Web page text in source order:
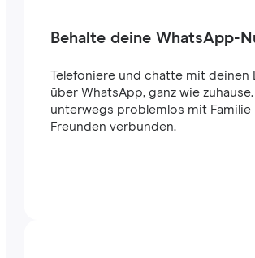
Behalte deine WhatsApp-
Telefoniere und chatte mit deinen
über WhatsApp, ganz wie
unterwegs problemlos mit Familie
Freunden verbunden.